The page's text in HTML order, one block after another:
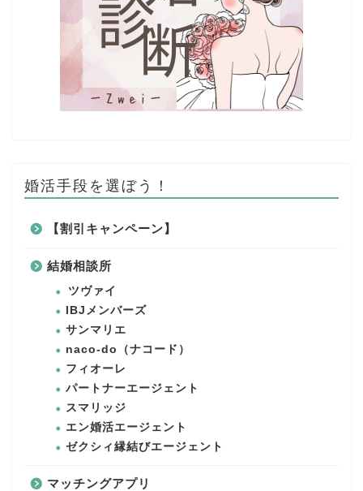
婚活手段を選ぼう！
【割引キャンペーン】
結婚相談所
ツヴァイ
IBJメンバーズ
サンマリエ
naco-do（ナコード）
フィオーレ
パートナーエージェント
スマリッジ
エン婚活エージェント
ゼクシィ縁結びエージェント
マッチングアプリ